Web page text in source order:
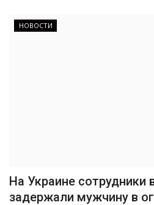
НОВОСТИ
На Украине сотрудники
задержали мужчину в